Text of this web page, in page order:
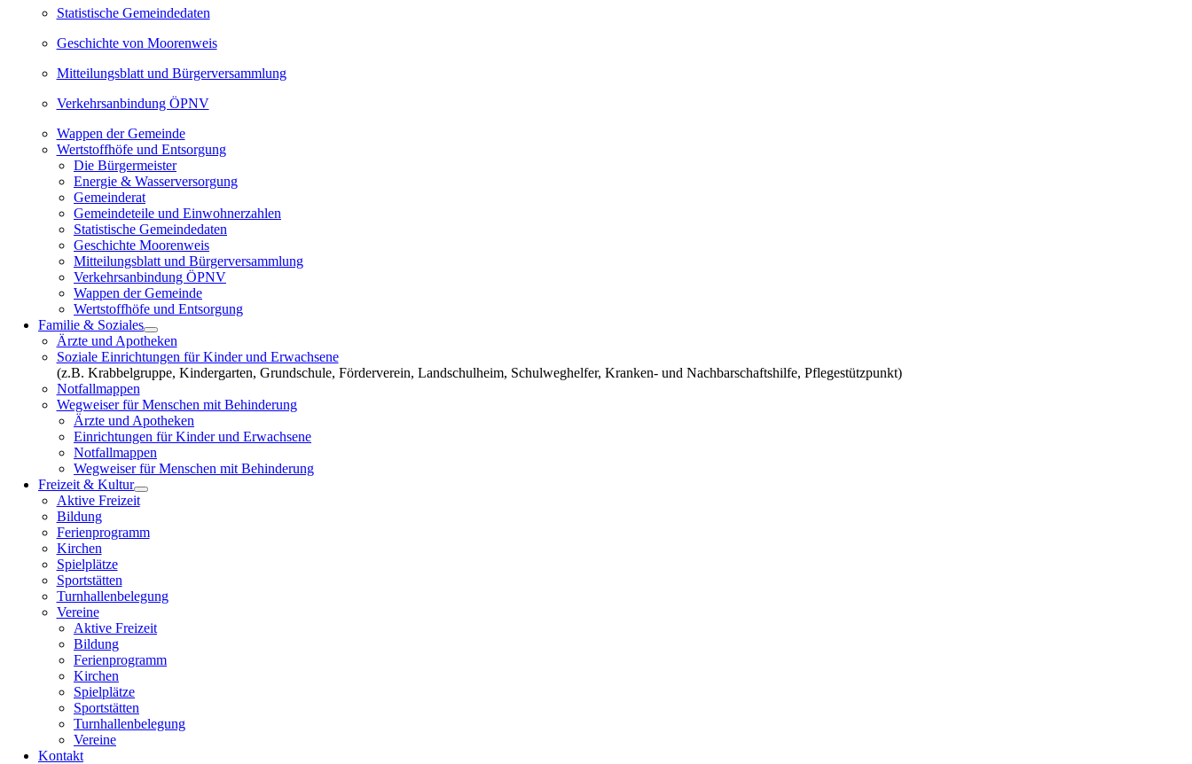
Statistische Gemeindedaten
Geschichte von Moorenweis
Mitteilungsblatt und Bürgerversammlung
Verkehrsanbindung ÖPNV
Wappen der Gemeinde
Wertstoffhöfe und Entsorgung
Die Bürgermeister
Energie & Wasserversorgung
Gemeinderat
Gemeindeteile und Einwohnerzahlen
Statistische Gemeindedaten
Geschichte Moorenweis
Mitteilungsblatt und Bürgerversammlung
Verkehrsanbindung ÖPNV
Wappen der Gemeinde
Wertstoffhöfe und Entsorgung
Familie & Soziales
Ärzte und Apotheken
Soziale Einrichtungen für Kinder und Erwachsene
(z.B. Krabbelgruppe, Kindergarten, Grundschule, Förderverein, Landschulheim, Schulweghelfer, Kranken- und Nachbarschaftshilfe, Pflegestützpunkt)
Notfallmappen
Wegweiser für Menschen mit Behinderung
Ärzte und Apotheken
Einrichtungen für Kinder und Erwachsene
Notfallmappen
Wegweiser für Menschen mit Behinderung
Freizeit & Kultur
Aktive Freizeit
Bildung
Ferienprogramm
Kirchen
Spielplätze
Sportstätten
Turnhallenbelegung
Vereine
Aktive Freizeit
Bildung
Ferienprogramm
Kirchen
Spielplätze
Sportstätten
Turnhallenbelegung
Vereine
Kontakt